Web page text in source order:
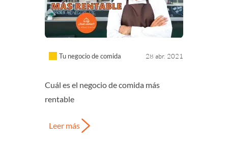
Tu negocio de comida 28 abr. 2021
Cuál es el negocio de comida más
rentable
Leer más